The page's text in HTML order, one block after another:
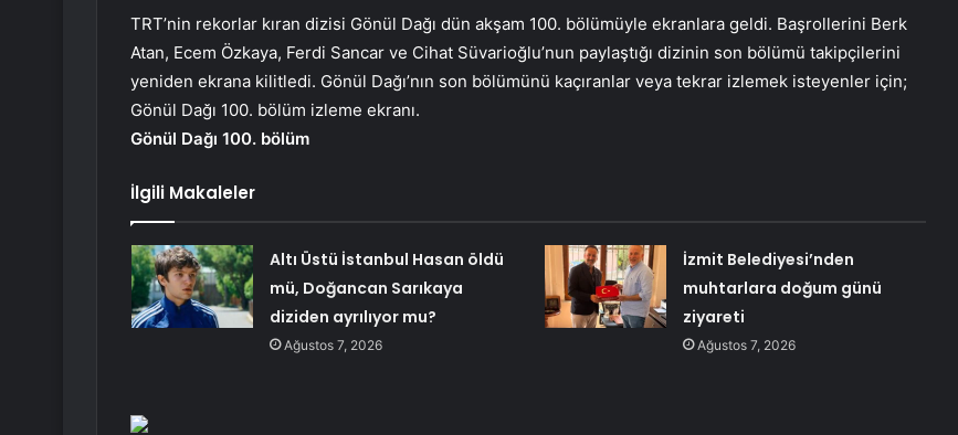
TRT’nin rekorlar kıran dizisi Gönül Dağı dün akşam 100. bölümüyle ekranlara geldi. Başrollerini Berk
Atan, Ecem Özkaya, Ferdi Sancar ve Cihat Süvarioğlu’nun paylaştığı dizinin son bölümü takipçilerini
yeniden ekrana kilitledi. Gönül Dağı’nın son bölümünü kaçıranlar veya tekrar izlemek isteyenler için;
Gönül Dağı 100. bölüm izleme ekranı.
Gönül Dağı 100. bölüm
İlgili Makaleler
Altı Üstü İstanbul Hasan öldü
mü, Doğancan Sarıkaya
diziden ayrılıyor mu?
Ağustos 7, 2026
İzmit Belediyesi’nden
muhtarlara doğum günü
ziyareti
Ağustos 7, 2026